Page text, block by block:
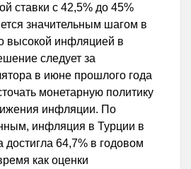
ставки с 42,5% до 45%
значительным шагом в
высокой инфляцией в
следует за
в июне прошлого года
монетарную политику
инфляции. По
инфляция в Турции в
достигла 64,7% в годовом
как оценки